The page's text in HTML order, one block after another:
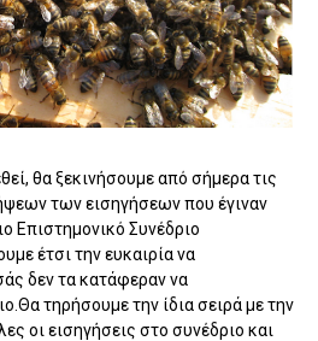
θα ξεκινήσουμε από σήμερα τις
των εισηγήσεων που έγιναν
Επιστημονικό Συνέδριο
έτσι την ευκαιρία να
δεν τα κατάφεραν να
τηρήσουμε την ίδια σειρά με την
οι εισηγήσεις στο συνέδριο και